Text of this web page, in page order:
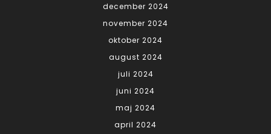
december 2024
november 2024
oktober 2024
august 2024
juli 2024
juni 2024
maj 2024
april 2024